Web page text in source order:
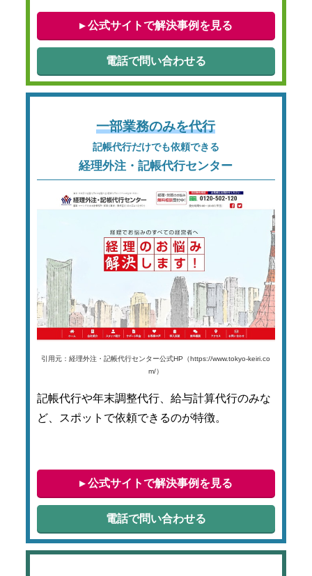
▸ 公式サイトで解決事例を見る
電話で問い合わせる
一部業務のみを代行
記帳代行だけでも依頼できる
経理外注・記帳代行センター
引用元：経理外注・記帳代行センター公式HP（https://www.tokyo-keiri.co
m/）
記帳代行や年末調整代行、給与計算代行のみな
ど、スポットで依頼できるのが特徴。
▸ 公式サイトで解決事例を見る
電話で問い合わせる